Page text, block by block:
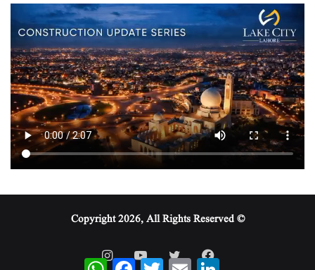
© Copyright 2026, All Rights Reserved
WhatsAppFacebookTwitterEmail
LinkedIn